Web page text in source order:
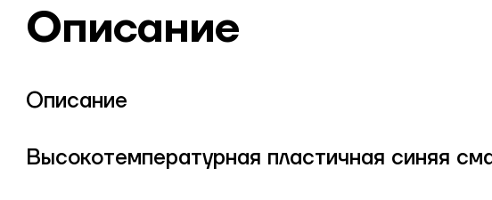
Описание
Описание
Высокотемпературная пластичная синяя